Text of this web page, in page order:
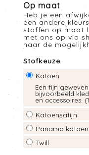
Op maat
Heb je een
een andere
stoffen op maat
met ons op via
naar de
Stofkeuze
Katoen
Een fijn
bijvoorbeeld
en accessoires.
Katoensatijn
Panama katoen
Twill